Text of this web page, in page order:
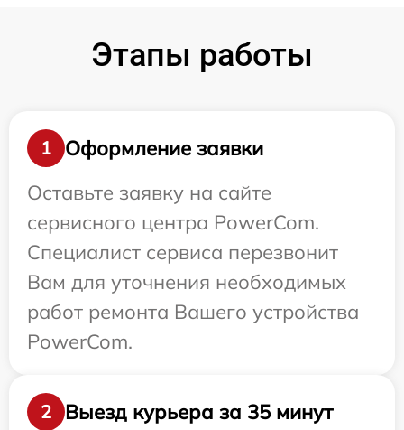
Этапы работы
1
Оформление заявки
Оставьте заявку на сайте
сервисного центра PowerCom.
Специалист сервиса перезвонит
Вам для уточнения необходимых
работ ремонта Вашего устройства
PowerCom.
2 Выезд курьера за 35 минут